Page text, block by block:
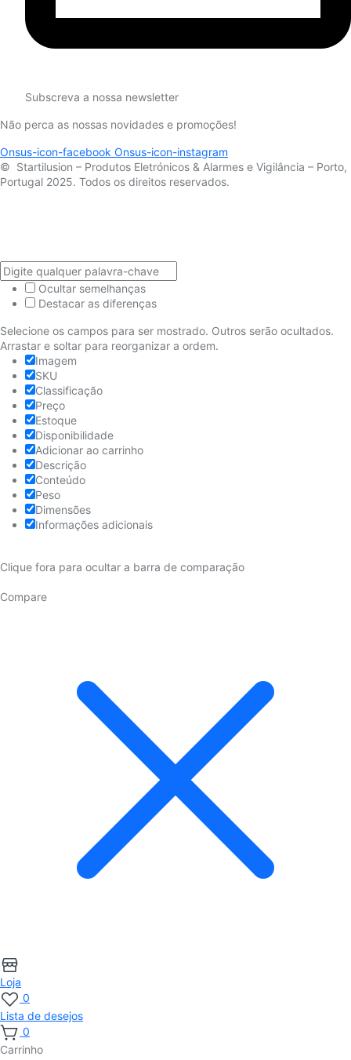
Subscreva a nossa newsletter
Não perca as nossas novidades e promoções!
Onsus-icon-facebook Onsus-icon-instagram
© Startilusion – Produtos Eletrónicos & Alarmes e Vigilância – Porto,
Portugal 2025. Todos os direitos reservados.
Ocultar semelhanças
Destacar as diferenças
Selecione os campos para ser mostrado. Outros serão ocultados.
Arrastar e soltar para reorganizar a ordem.
Imagem
SKU
Classificação
Preço
Estoque
Disponibilidade
Adicionar ao carrinho
Descrição
Conteúdo
Peso
Dimensões
Informações adicionais
Clique fora para ocultar a barra de comparação
Compare
Loja
0
Lista de desejos
0
Carrinho